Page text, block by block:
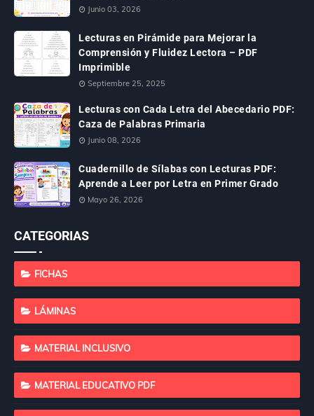
Junio 03, 2026
Lecturas en Pirámide para Mejorar la
Comprensión y Fluidez Lectora – PDF
Imprimible
Septiembre 25, 2025
Lecturas con Cada Letra del Abecedario PDF:
Caza de Palabras Primaria
Junio 08, 2026
Cuadernillo de Sílabas con Lecturas PDF:
Aprende a Leer por Letra en Primer Grado
Mayo 26, 2026
CATEGORIAS
FICHAS
LÁMINAS
MATERIAL INCLUSIVO
MATERIAL EDUCATIVO PDF